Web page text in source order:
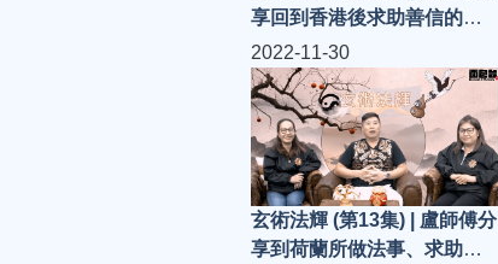
享回到香港後求助善信的個
案
2022-11-30
玄術法輝 (第13集) | 盧師傅分
享到荷蘭所做法事、求助善